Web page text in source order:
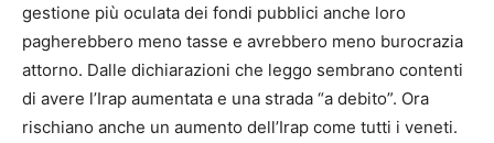
gestione più oculata dei fondi pubblici anche loro
pagherebbero meno tasse e avrebbero meno burocrazia
attorno. Dalle dichiarazioni che leggo sembrano contenti
di avere l’Irap aumentata e una strada “a debito”. Ora
rischiano anche un aumento dell’Irap come tutti i veneti.